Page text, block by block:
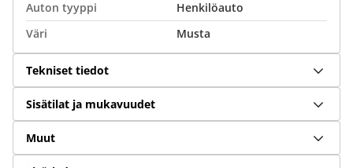
Auton tyyppi
Henkilöauto
Väri
Musta
Tekniset tiedot
Sisätilat ja mukavuudet
Muut